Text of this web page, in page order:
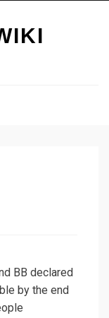
BB declared
by the end